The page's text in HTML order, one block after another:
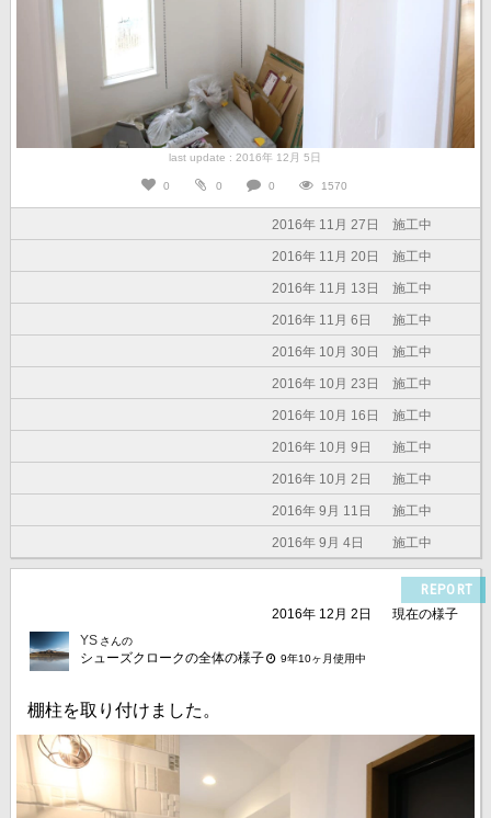
last update : 2016年 12月 5日
0 0 0 1570
2016年 11月 27日 施工中
2016年 11月 20日 施工中
2016年 11月 13日 施工中
2016年 11月 6日 施工中
2016年 10月 30日 施工中
2016年 10月 23日 施工中
2016年 10月 16日 施工中
2016年 10月 9日 施工中
2016年 10月 2日 施工中
2016年 9月 11日 施工中
2016年 9月 4日 施工中
REPORT
2016年 12月 2日
現在の様子
YS さんの
シューズクロークの全体の様子 9年10ヶ月使用中
棚柱を取り付けました。